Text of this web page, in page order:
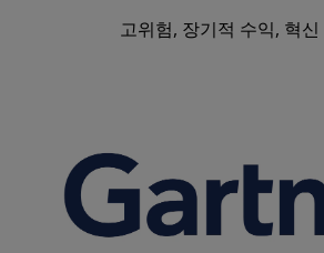
고위험, 장기적 수익, 혁신